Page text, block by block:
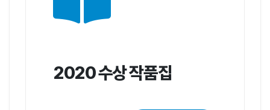
2020 수상 작품집